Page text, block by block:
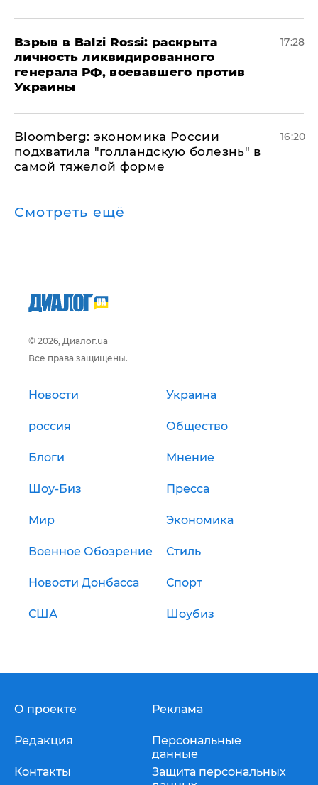
​Взрыв в Balzi Rossi: раскрыта
личность ликвидированного
генерала РФ, воевавшего против
Украины
17:28
Bloomberg: экономика России
подхватила "голландскую болезнь" в
самой тяжелой форме
16:20
Смотреть ещё
© 2026, Диалог.ua
Все права защищены.
Новости Украина
россия Общество
Блоги Мнение
Шоу-Биз Пресса
Мир Экономика
Военное Обозрение Стиль
Новости Донбасса Спорт
США Шоубиз
О проекте
Редакция
Контакты
Реклама
Персональные
данные
Защита персональных